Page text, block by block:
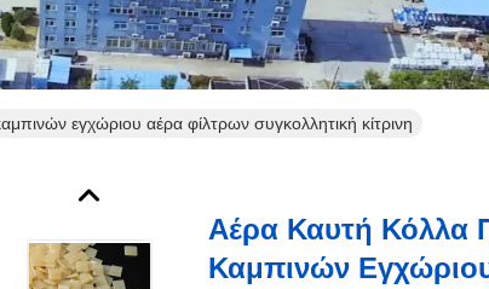
εγχώριου αέρα φίλτρων συγκολλητική κίτρινη
Αέρα Καυτή Κόλλα
Καμπινών